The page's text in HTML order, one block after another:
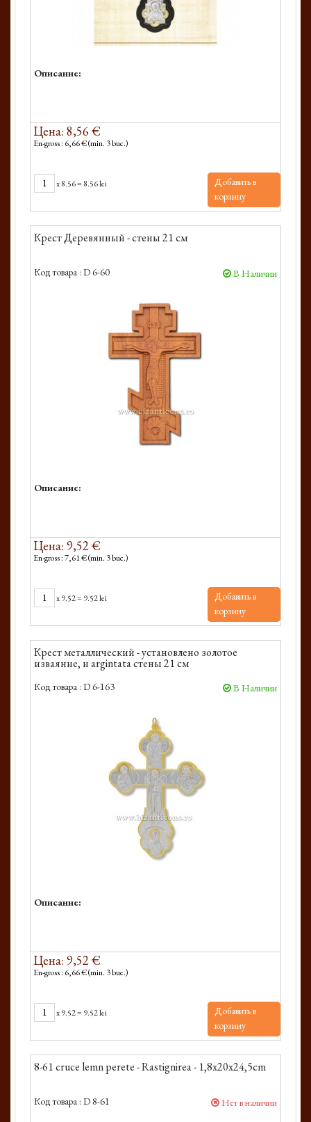
Описание:
Цена: 8,56 €
En-gross : 6,66 € (min. 3 buc.)
x8.56= 8.56 lei
Добавить в
корзину
Крест Деревянный - стены 21 см
Код товара : D 6-60 В Наличии
Описание:
Цена: 9,52 €
En-gross : 7,61 € (min. 3 buc.)
x9.52= 9.52 lei
Добавить в
корзину
Крест металлический - установлено золотое
изваяние, и argintata стены 21 см
Код товара : D 6-163 В Наличии
Описание:
Цена: 9,52 €
En-gross : 6,66 € (min. 3 buc.)
x9.52= 9.52 lei
Добавить в
корзину
8-61 cruce lemn perete - Rastignirea - 1,8x20x24,5cm
Код товара : D 8-61 Нет в наличии